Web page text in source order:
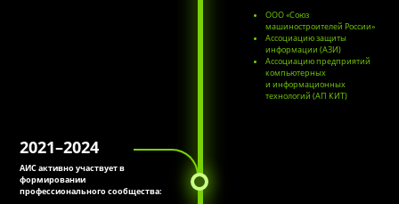
ООО «Союз
машиностроителей России»
Ассоциацию защиты
информации (АЗИ)
Ассоциацию предприятий
компьютерных
и информационных
технологий (АП КИТ)
2021–2024
АИС активно участвует в
формировании
профессионального сообщества: